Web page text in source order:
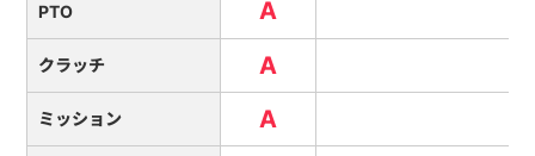
PTO A
クラッチ A
ミッション A